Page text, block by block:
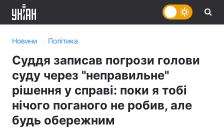
Новини › Політика
Суддя записав погрози голови
суду через "неправильне"
рішення у справі: поки я тобі
нічого поганого не робив, але
будь обережним